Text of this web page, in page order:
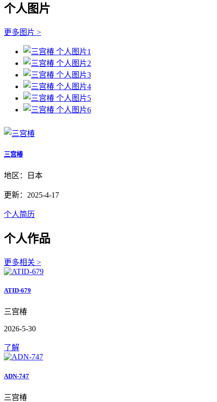
个人图片
更多图片 >
三宫椿
地区：日本
更新：2025-4-17
个人简历
个人作品
更多相关 >
ATID-679
三宫椿
2026-5-30
了解
ADN-747
三宫椿